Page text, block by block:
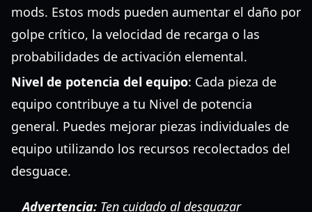
mods. Estos mods pueden aumentar el daño por
golpe crítico, la velocidad de recarga o las
probabilidades de activación elemental.
Nivel de potencia del equipo: Cada pieza de
equipo contribuye a tu Nivel de potencia
general. Puedes mejorar piezas individuales de
equipo utilizando los recursos recolectados del
desguace.
Advertencia: Ten cuidado al desguazar